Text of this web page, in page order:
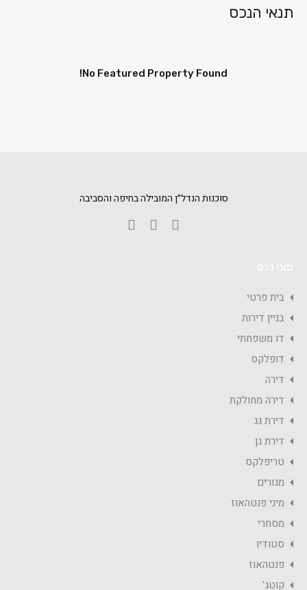
תנאי הנכס
No Featured Property Found!
סוכנות הנדל״ן המובילה בחיפה והסביבה
בית פרטי
בניין דירות
דו משפחתי
דופלקס
דירה
דירה מחולקת
דירת גג
דירת גן
טריפלקס
מגורים
מיני פנטהאוז
מסחרי
סטודיו
פנטהאוז
קוטג'